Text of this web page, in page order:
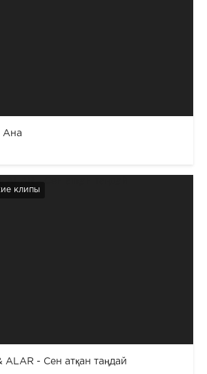
Ана
клипы
ALAR - Сен атқан таңдай